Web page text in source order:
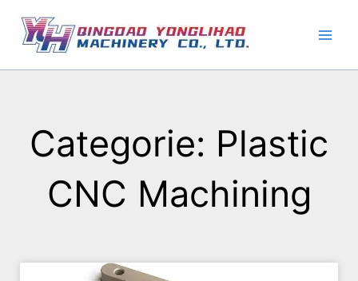
naar
inhoud
Categorie: Plastic
CNC Machining